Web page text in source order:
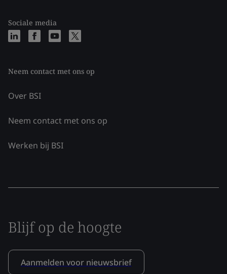
Sociale media
Neem contact met ons op
Over BSI
Neem contact met ons op
Werken bij BSI
Blijf op de hoogte
Aanmelden voor nieuwsbrief